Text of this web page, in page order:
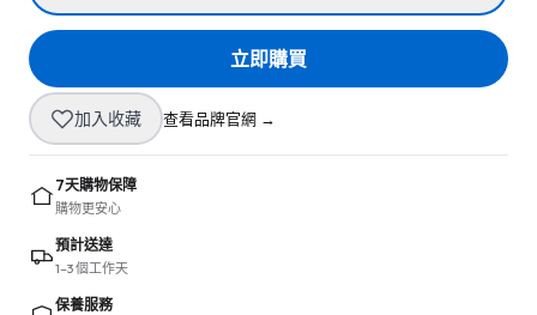
立即購買
加入收藏 查看品牌官網 →
7天購物保障
購物更安心
預計送達
1–3 個工作天
保養服務